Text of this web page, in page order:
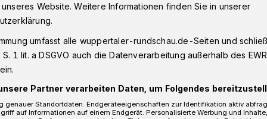
der Wünsche, den die
Jahreshauptversammlung Mitte
formuliert hat.
Website. Weitere Informationen finden Sie in unserer
umfasst alle wuppertaler-rundschau.de-Seiten und
1 lit. a DSGVO auch die Datenverarbeitung außerhalb des
Partner verarbeiten Daten, um Folgendes
genauer Standortdaten. Endgeräteeigenschaften zur Identifikation aktiv
auf Informationen auf einem Endgerät. Personalisierte Werbung und